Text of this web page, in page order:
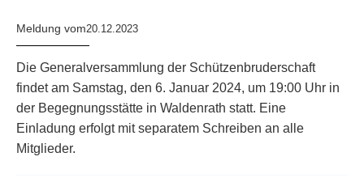
Meldung vom20.12.2023
Die Generalversammlung der Schützenbruderschaft
findet am Samstag, den 6. Januar 2024, um 19:00 Uhr in
der Begegnungsstätte in Waldenrath statt. Eine
Einladung erfolgt mit separatem Schreiben an alle
Mitglieder.